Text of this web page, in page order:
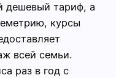
дешевый тариф, а
курсы
всей семьи.
раз в год с